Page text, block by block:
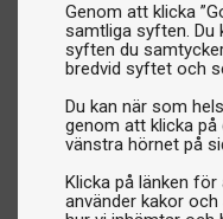
Genom att klicka
samtliga syften. Du
syften du
bredvid syftet och
Du kan när som
genom att klicka på
vänstra hörnet på
Klicka på länken
använder kakor